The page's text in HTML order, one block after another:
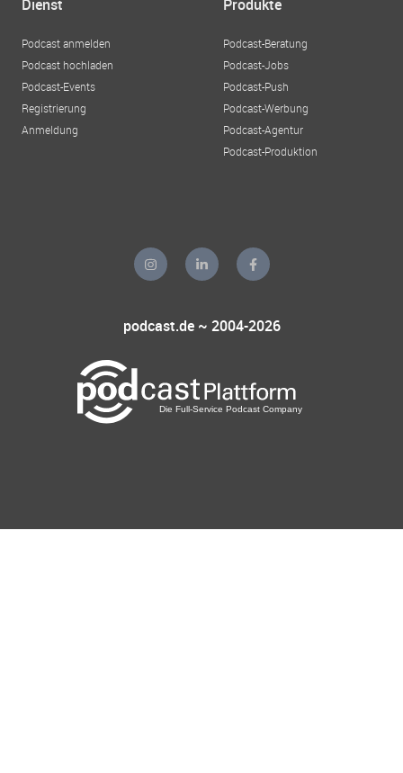
Dienst
Podcast anmelden
Podcast hochladen
Podcast-Events
Registrierung
Anmeldung
Produkte
Podcast-Beratung
Podcast-Jobs
Podcast-Push
Podcast-Werbung
Podcast-Agentur
Podcast-Produktion
podcast.de ~ 2004-2026